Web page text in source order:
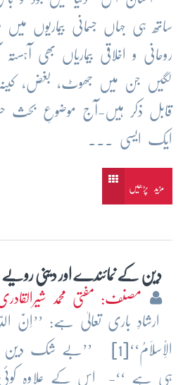
ساتھ ہی جہاں جسمانی بیماریوں میں
روحانی و اخلاقی بیماریاں بھی
لگیں جن میں جھوٹ، بغض، کینہ
قابل ذکر ہیں-آج موضوعِ بحث
ایک ایسی ...
مزید پڑھیں
دین کے نمائندے اور دینی رویے
مصنف: مفتی محمد
ارشادِ باری تعالیٰ ہے: ’’اِنَّ
الْاِسْلَامُ‘‘[1] ’’بے
ہی ہے ‘‘- اس کے علاوہ